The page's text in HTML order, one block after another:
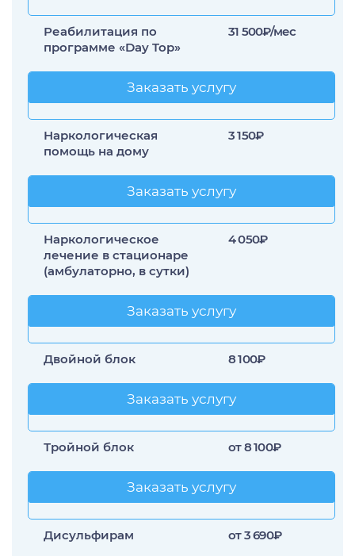
Реабилитация по
программе «Day Top»
31 500₽/мес
Заказать услугу
Заказать услугу
Наркологическая
помощь на дому
3 150₽
Заказать услугу
Заказать услугу
Наркологическое
лечение в стационаре
(амбулаторно, в сутки)
4 050₽
Заказать услугу
Заказать услугу
Двойной блок 8 100₽
Заказать услугу
Заказать услугу
Тройной блок от 8 100₽
Заказать услугу
Заказать услугу
Дисульфирам от 3 690₽